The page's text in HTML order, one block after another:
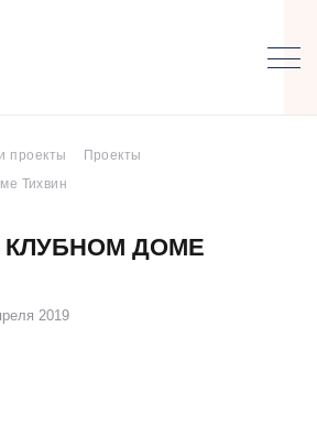
проекты
Проекты
Тихвин
КЛУБНОМ ДОМЕ
2019